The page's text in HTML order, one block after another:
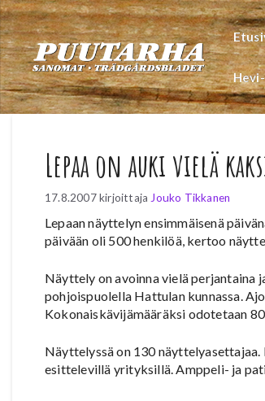
Siirry
sisältöön
Lepaa on auki vielä
17.8.2007 kirjoittaja Jouko Tikkanen
Lepaan näyttelyn ensimmäisenä
päivään oli 500 henkilöä, kertoo
Näyttely on avoinna vielä perjantaina
pohjoispuolella Hattulan kunnassa.
Kokonaiskävijämääräksi odotetaan
Näyttelyssä on 130
esittelevillä yrityksillä. Amppeli- ja